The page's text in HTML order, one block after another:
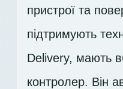
пристрої та
підтримують
Delivery, мають
контролер. Він